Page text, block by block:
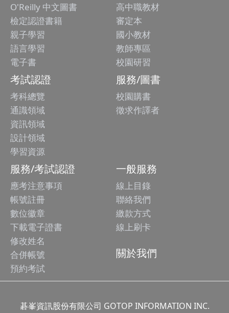
O'Reilly 中文圖書
檢定認證書籍
親子學習
語言學習
電子書
高中職教材
審定本
國小教材
教師專區
校園研習
考試認證
考科總覽
通識領域
資訊領域
設計領域
學習資源
服務/圖書
校園購書
徵求作譯者
服務/考試認證
應考注意事項
帳號註冊
數位徽章
下載電子證書
修改姓名
合併帳號
預約考試
一般服務
線上目錄
聯絡我們
繳款方式
線上刷卡
關於我們
碁峯資訊股份有限公司 GOTOP INFORMATION INC.